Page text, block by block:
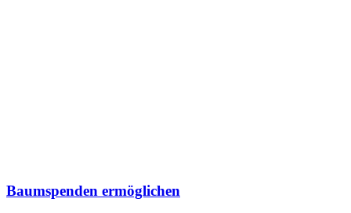
Baumspenden ermöglichen